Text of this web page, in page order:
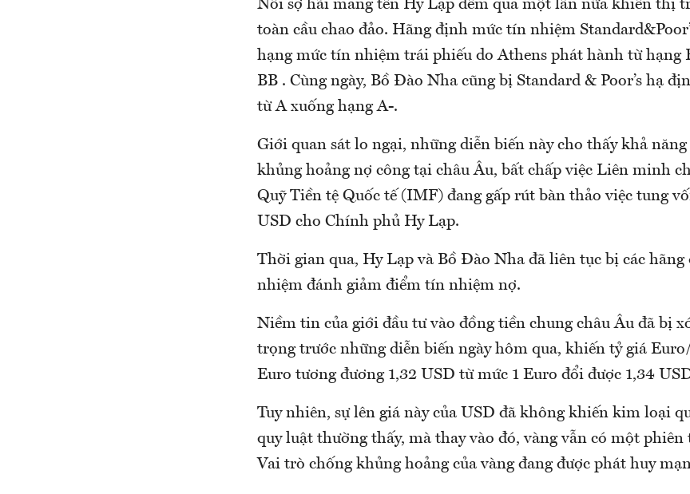
Nỗi sợ hãi mang tên Hy Lạp đêm qua một lần nữa khiến thị
toàn cầu chao đảo. Hãng định mức tín nhiệm
hạng mức tín nhiệm trái phiếu do Athens phát hành từ hạng
BB . Cùng ngày, Bồ Đào Nha cũng bị Standard & Poor’s hạ
từ A xuống hạng A-.
Giới quan sát lo ngại, những diễn biến này cho thấy khả
khủng hoảng nợ công tại châu Âu, bất chấp việc Liên minh
Quỹ Tiền tệ Quốc tế (IMF) đang gấp rút bàn thảo việc tung
USD cho Chính phủ Hy Lạp.
Thời gian qua, Hy Lạp và Bồ Đào Nha đã liên tục bị các
nhiệm đánh giảm điểm tín nhiệm nợ.
Niềm tin của giới đầu tư vào đồng tiền chung châu Âu đã bị
trọng trước những diễn biến ngày hôm qua, khiến tỷ giá
Euro tương đương 1,32 USD từ mức 1 Euro đổi được 1,34
Tuy nhiên, sự lên giá này của USD đã không khiến kim loại
quy luật thường thấy, mà thay vào đó, vàng vẫn có một phiên
Vai trò chống khủng hoảng của vàng đang được phát huy